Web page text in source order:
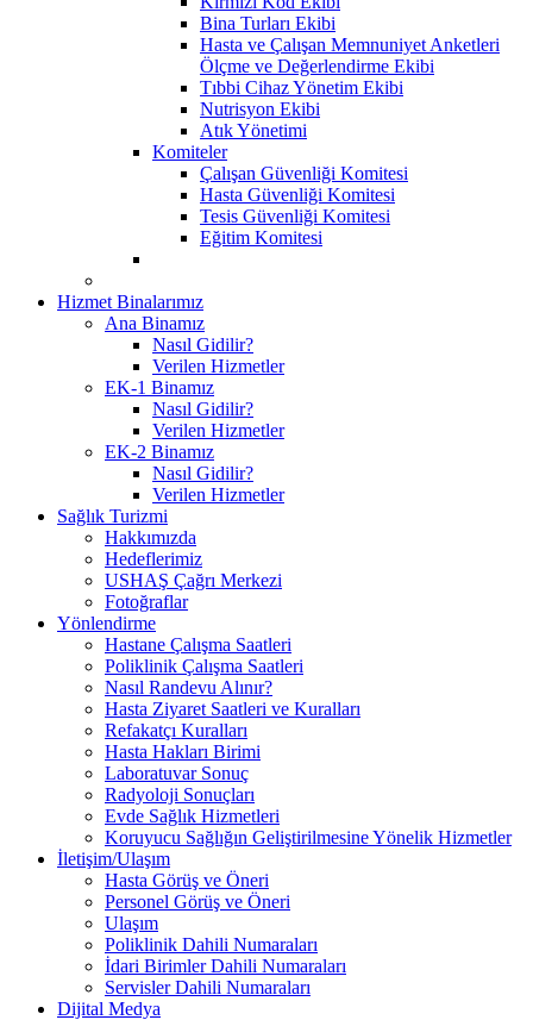
Bina Turları Ekibi
Hasta ve Çalışan Memnuniyet Anketleri
Ölçme ve Değerlendirme Ekibi
Tıbbi Cihaz Yönetim Ekibi
Nutrisyon Ekibi
Atık Yönetimi
Komiteler
Çalışan Güvenliği Komitesi
Hasta Güvenliği Komitesi
Tesis Güvenliği Komitesi
Eğitim Komitesi
Hizmet Binalarımız
Ana Binamız
Nasıl Gidilir?
Verilen Hizmetler
EK-1 Binamız
Nasıl Gidilir?
Verilen Hizmetler
EK-2 Binamız
Nasıl Gidilir?
Verilen Hizmetler
Sağlık Turizmi
Hakkımızda
Hedeflerimiz
USHAŞ Çağrı Merkezi
Fotoğraflar
Yönlendirme
Hastane Çalışma Saatleri
Poliklinik Çalışma Saatleri
Nasıl Randevu Alınır?
Hasta Ziyaret Saatleri ve Kuralları
Refakatçı Kuralları
Hasta Hakları Birimi
Laboratuvar Sonuç
Radyoloji Sonuçları
Evde Sağlık Hizmetleri
Koruyucu Sağlığın Geliştirilmesine Yönelik Hizmetler
İletişim/Ulaşım
Hasta Görüş ve Öneri
Personel Görüş ve Öneri
Ulaşım
Poliklinik Dahili Numaraları
İdari Birimler Dahili Numaraları
Servisler Dahili Numaraları
Dijital Medya